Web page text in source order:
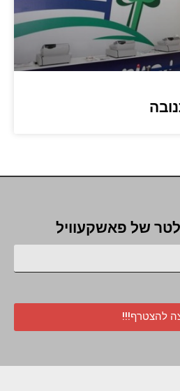
של פאשקעוויל
להצטרף!!!